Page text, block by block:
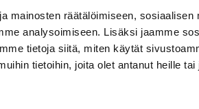
mainosten räätälöimiseen, sosiaalisen
analysoimiseen. Lisäksi jaamme
tietoja siitä, miten käytät
tietoihin, joita olet antanut heille tai
Elopellontie 2, 33470
Puh (03) 3142 4300
myynti@puutoimi.fi
AVOINNA